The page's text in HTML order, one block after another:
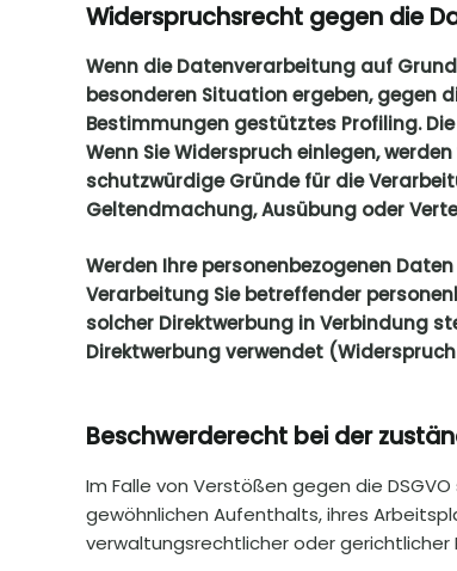
Widerspruchsrecht gegen die
Wenn die Datenverarbeitung auf
besonderen Situation ergeben, gegen
Bestimmungen gestütztes Profiling.
Wenn Sie Widerspruch einlegen,
schutzwürdige Gründe für die
Geltendmachung, Ausübung oder
Werden Ihre personenbezogenen
Verarbeitung Sie betreffender
solcher Direktwerbung in Verbindung
Direktwerbung verwendet (Widerspruch
Beschwerderecht bei der
Im Falle von Verstößen gegen die
gewöhnlichen Aufenthalts, ihres
verwaltungsrechtlicher oder gerichtlicher